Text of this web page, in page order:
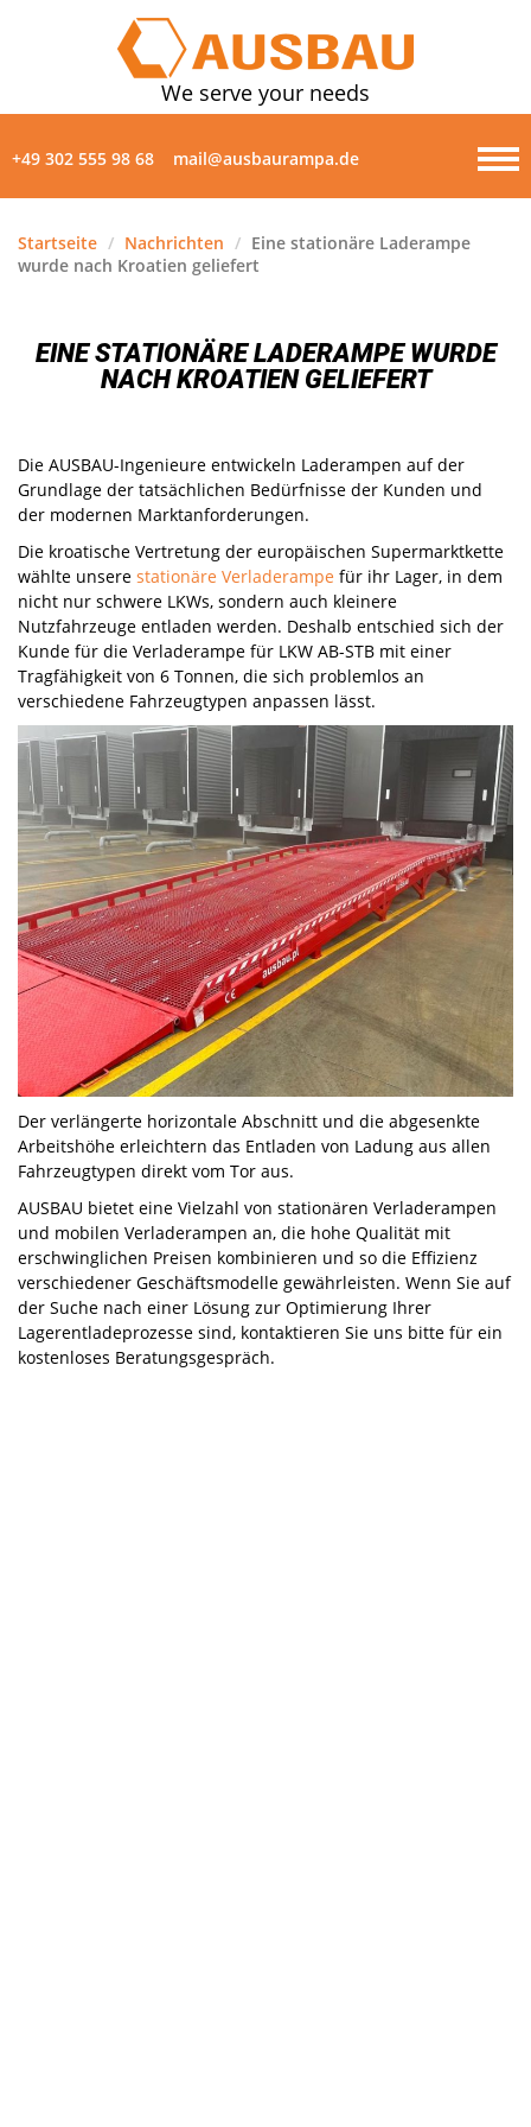
We serve your needs
+49 302 555 98 68 mail@ausbaurampa.de
PRODUKTE
GALERIE
KONTAKT
Startseite / Nachrichten / Eine stationäre Laderampe
wurde nach Kroatien geliefert
EINE STATIONÄRE LADERAMPE WURDE
NACH KROATIEN GELIEFERT
Die AUSBAU-Ingenieure entwickeln Laderampen auf der
Grundlage der tatsächlichen Bedürfnisse der Kunden und
der modernen Marktanforderungen.
Die kroatische Vertretung der europäischen Supermarktkette
wählte unsere stationäre Verladerampe für ihr Lager, in dem
nicht nur schwere LKWs, sondern auch kleinere
Nutzfahrzeuge entladen werden. Deshalb entschied sich der
Kunde für die Verladerampe für LKW AB-STB mit einer
Tragfähigkeit von 6 Tonnen, die sich problemlos an
verschiedene Fahrzeugtypen anpassen lässt.
Der verlängerte horizontale Abschnitt und die abgesenkte
Arbeitshöhe erleichtern das Entladen von Ladung aus allen
Fahrzeugtypen direkt vom Tor aus.
AUSBAU bietet eine Vielzahl von stationären Verladerampen
und mobilen Verladerampen an, die hohe Qualität mit
erschwinglichen Preisen kombinieren und so die Effizienz
verschiedener Geschäftsmodelle gewährleisten. Wenn Sie auf
der Suche nach einer Lösung zur Optimierung Ihrer
Lagerentladeprozesse sind, kontaktieren Sie uns bitte für ein
kostenloses Beratungsgespräch.